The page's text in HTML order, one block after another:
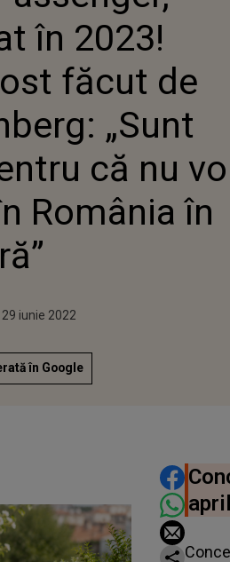
MIKE ROSENBERG: „SUNT
DEVASTAT PENTRU CĂ NU
MAI CÂNTA ÎN ROMÂNIA ÎN
ACEASTĂ VARĂ”
în 2023!
făcut de
„Sunt
că nu
România în
iunie 2022
iunie 2022
în Google